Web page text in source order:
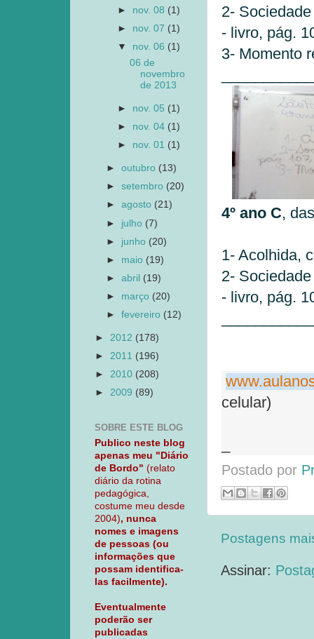
2-
- livro, pág.
3- Momento
4º ano C,
1- Acolhida,
2-
- livro, pág.
celular)
Postado por
Postagens
Assinar:
► nov. 08 (1)
► nov. 07 (1)
▼ nov. 06 (1)
06 de
novembro
de 2013
► nov. 05 (1)
► nov. 04 (1)
► nov. 01 (1)
►outubro (13)
►setembro (20)
►agosto (21)
► julho (7)
► junho (20)
► maio (19)
►abril (19)
► março (20)
►fevereiro (12)
► 2012 (178)
► 2011 (196)
► 2010 (208)
► 2009 (89)
SOBRE ESTE BLOG
Publico neste blog
apenas meu "Diário
de Bordo" (relato
diário da rotina
pedagógica,
costume meu desde
2004), nunca
nomes e imagens
de pessoas (ou
informações que
possam identifica-
las facilmente).
Eventualmente
poderão ser
publicadas